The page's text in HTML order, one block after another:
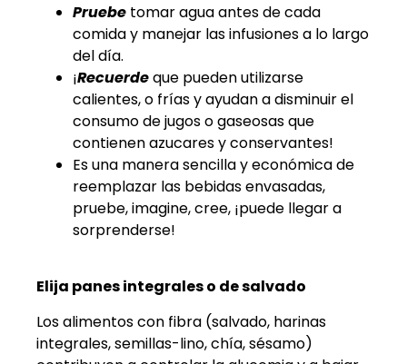
Pruebe tomar agua antes de cada
comida y manejar las infusiones a lo largo
del día.
¡Recuerdeque pueden utilizarse
calientes, o frías y ayudan a disminuir el
consumo de jugos o gaseosas que
contienen azucares y conservantes!
Es una manera sencilla y económica de
reemplazar las bebidas envasadas,
pruebe, imagine, cree, ¡puede llegar a
sorprenderse!
Elija panes integrales o de salvado
Los alimentos con fibra (salvado, harinas
integrales, semillas-lino, chía, sésamo)